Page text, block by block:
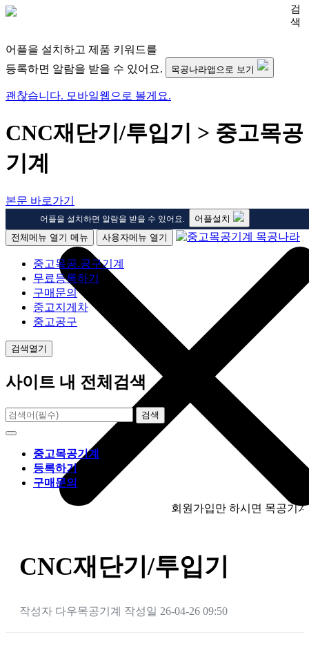
어플을 설치하고 제품 키워드를
등록하면 알람을 받을 수 있어요.
목공나라앱으로 보기
괜찮습니다. 모바일웹으로 볼게요.
CNC재단기/투입기 > 중고목공
기계
본문 바로가기
어플을 설치하면 알람을 받을 수 있어요.
어플설치
전체메뉴 열기 메뉴 사용자메뉴 열기
중고목공.공구기계
무료등록하기
구매문의
중고지게차
중고공구
검색열기
사이트 내 전체검색
검색
중고목공기계
등록하기
구매문의
회원가입만 하시면 목공기계를 등
CNC재단기/투입기
작성자 다우목공기계 작성일 26-04-26 09:50
검
색